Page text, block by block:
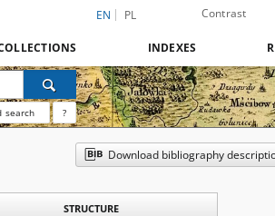
EN PL Contrast
INDEXES
search ?
Download bibliography
STRUCTURE